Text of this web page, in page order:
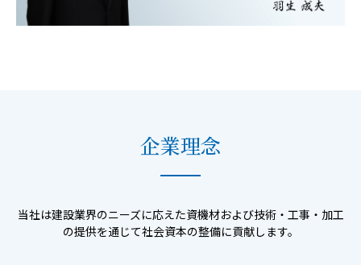
企業理念
当社は建設業界のニーズに応えた資機材および技術・工事・加工
の提供を通じて社会資本の整備に貢献します。